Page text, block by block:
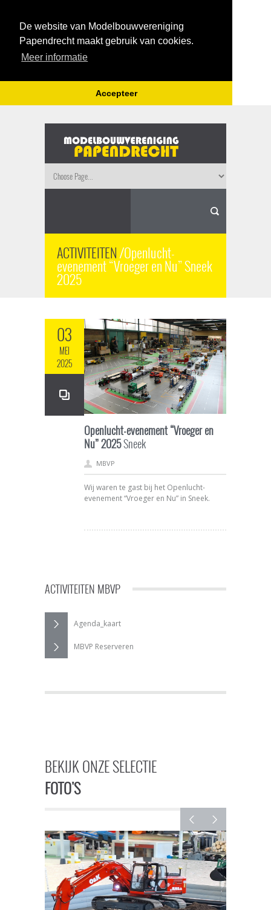
De website van Modelbouwvereniging
Papendrecht maakt gebruik van cookies.
Meer informatie
Accepteer
ACTIVITEITEN/Openlucht-
evenement “Vroeger en Nu” Sneek
2025
03
MEI
2025
Openlucht-evenement “Vroeger en
Nu” 2025Sneek
MBVP
Wij waren te gast bij het Openlucht-
evenement “Vroeger en Nu” in Sneek.
ACTIVITEITEN MBVP
Agenda_kaart
MBVP Reserveren
BEKIJK ONZE SELECTIE
FOTO'S